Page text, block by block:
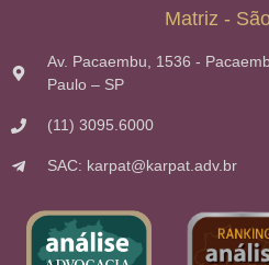
Matriz -
Av. Pacaembu, 1536 -
Paulo – SP
(11) 3095.6000
SAC: karpat@karpat.adv.br